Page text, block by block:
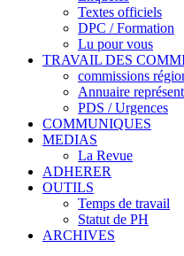
Textes officiels
DPC / Formation
Lu pour vous
TRAVAIL DES
commissions
Annuaire
PDS / Urgences
COMMUNIQUES
MEDIAS
La Revue
ADHERER
OUTILS
Temps de travail
Statut de PH
ARCHIVES